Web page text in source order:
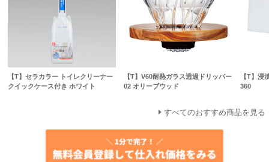
【T】セラカラー トイレクリーナー
クイックケース付き ホワイト
【T】V60耐熱ガラス透過ドリッパー
02 オリーブウッド
【T】浸
360
すべてのおすすめ商品を見る